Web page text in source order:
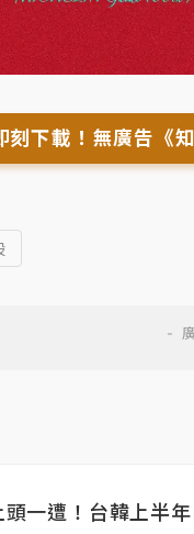
刻下載！無廣告《
頭一遭！台韓上半